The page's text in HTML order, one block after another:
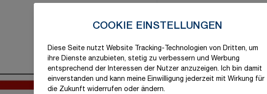
COOKIE EINSTELLUNGEN
Diese Seite nutzt Website Tracking-Technologien von Dritten, um
ihre Dienste anzubieten, stetig zu verbessern und Werbung
entsprechend der Interessen der Nutzer anzuzeigen. Ich bin damit
einverstanden und kann meine Einwilligung jederzeit mit Wirkung für
die Zukunft widerrufen oder ändern.
Produktvariation wählen
Material